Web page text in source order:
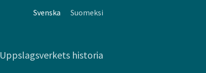
Svenska Suomeksi
Uppslagsverkets historia